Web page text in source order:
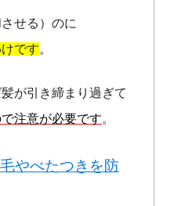
せる）のに
です。
が引き締まり過ぎて
注意が必要です。
やべたつきを防